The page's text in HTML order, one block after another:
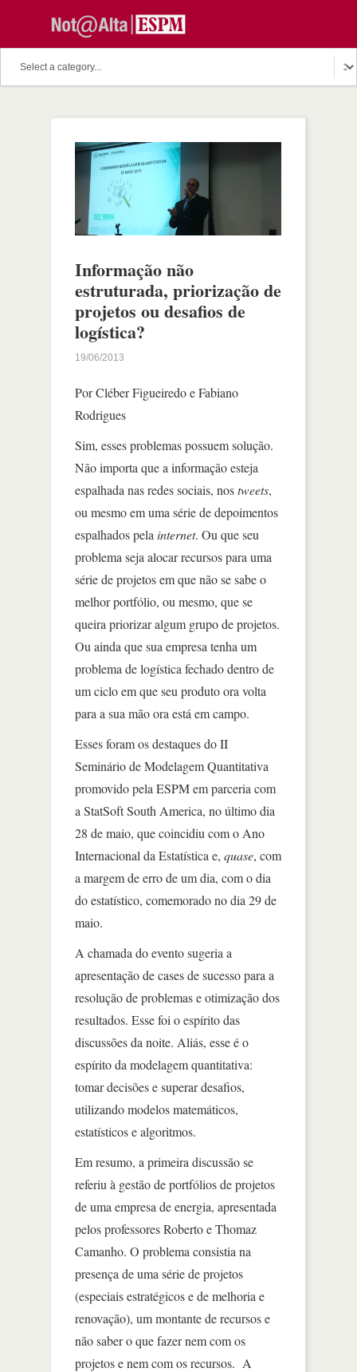
Informação não
estruturada, priorização de
projetos ou desafios de
logística?
19/06/2013
Por Cléber Figueiredo e Fabiano
Rodrigues
Sim, esses problemas possuem solução.
Não importa que a informação esteja
espalhada nas redes sociais, nostweets,
ou mesmo em uma série de depoimentos
espalhados pela internet. Ou que seu
problema seja alocar recursos para uma
série de projetos em que não se sabe o
melhor portfólio, ou mesmo, que se
queira priorizar algum grupo de projetos.
Ou ainda que sua empresa tenha um
problema de logística fechado dentro de
um ciclo em que seu produto ora volta
para a sua mão ora está em campo.
Esses foram os destaques do II
Seminário de Modelagem Quantitativa
promovido pela ESPM em parceria com
a StatSoft South America, no último dia
28 de maio, que coincidiu com o Ano
Internacional da Estatística e, quase, com
a margem de erro de um dia, com o dia
do estatístico, comemorado no dia 29 de
maio.
A chamada do evento sugeria a
apresentação de cases de sucesso para a
resolução de problemas e otimização dos
resultados. Esse foi o espírito das
discussões da noite. Aliás, esse é o
espírito da modelagem quantitativa:
tomar decisões e superar desafios,
utilizando modelos matemáticos,
estatísticos e algoritmos.
Em resumo, a primeira discussão se
referiu à gestão de portfólios de projetos
de uma empresa de energia, apresentada
pelos professores Roberto e Thomaz
Camanho. O problema consistia na
presença de uma série de projetos
(especiais estratégicos e de melhoria e
renovação), um montante de recursos e
não saber o que fazer nem com os
projetos e nem com os recursos. A